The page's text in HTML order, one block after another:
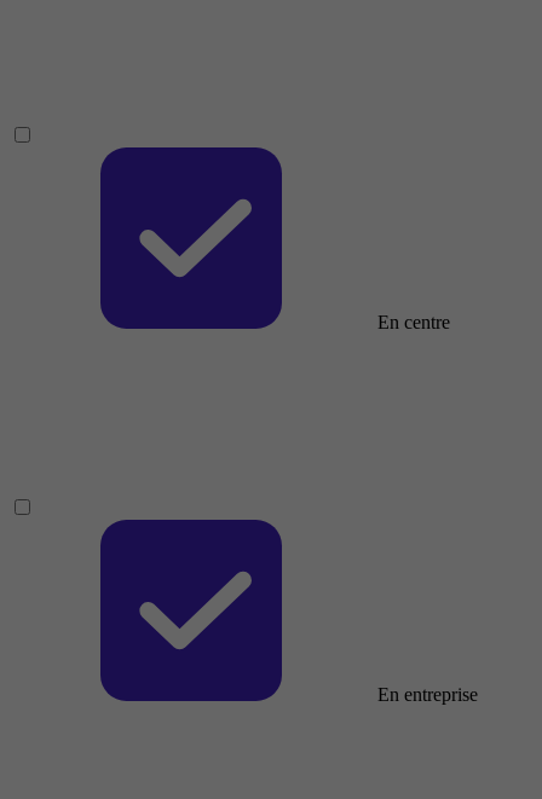
En centre
En entreprise